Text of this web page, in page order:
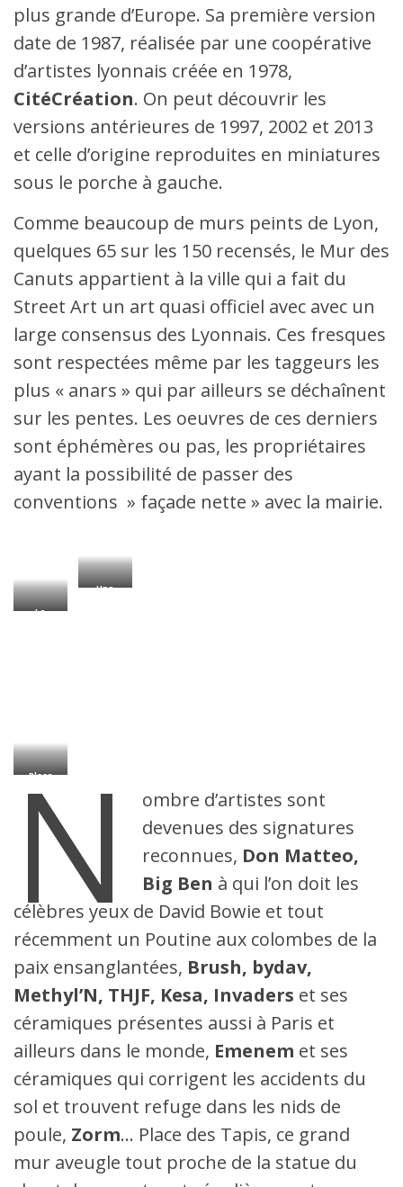
plus grande d’Europe. Sa première version
date de 1987, réalisée par une coopérative
d’artistes lyonnais créée en 1978,
CitéCréation. On peut découvrir les
versions antérieures de 1997, 2002 et 2013
et celle d’origine reproduites en miniatures
sous le porche à gauche.
Comme beaucoup de murs peints de Lyon,
quelques 65 sur les 150 recensés, le Mur des
Canuts appartient à la ville qui a fait du
Street Art un art quasi officiel avec avec un
large consensus des Lyonnais. Ces fresques
sont respectées même par les taggeurs les
plus « anars » qui par ailleurs se déchaînent
sur les pentes. Les oeuvres de ces derniers
sont éphémères ou pas, les propriétaires
ayant la possibilité de passer des
conventions » façade nette » avec la mairie.
Une
Le
artiste
bruxellois.
Place
Tapis, la
fresque
à durée
annuelle
remplacée
nouvelle
thème
terre
signée
Abys2fly.
N
ombre d’artistes sont
devenues des signatures
reconnues, Don Matteo,
Big Ben à qui l’on doit les
célèbres yeux de David Bowie et tout
récemment un Poutine aux colombes de la
paix ensanglantées, Brush, bydav,
Methyl’N, THJF, Kesa, Invaders et ses
céramiques présentes aussi à Paris et
ailleurs dans le monde, Emenem et ses
céramiques qui corrigent les accidents du
sol et trouvent refuge dans les nids de
poule, Zorm… Place des Tapis, ce grand
mur aveugle tout proche de la statue du